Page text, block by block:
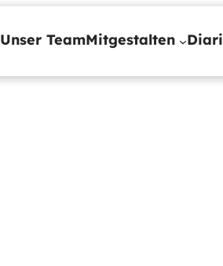
Unser TeamMitgestalten